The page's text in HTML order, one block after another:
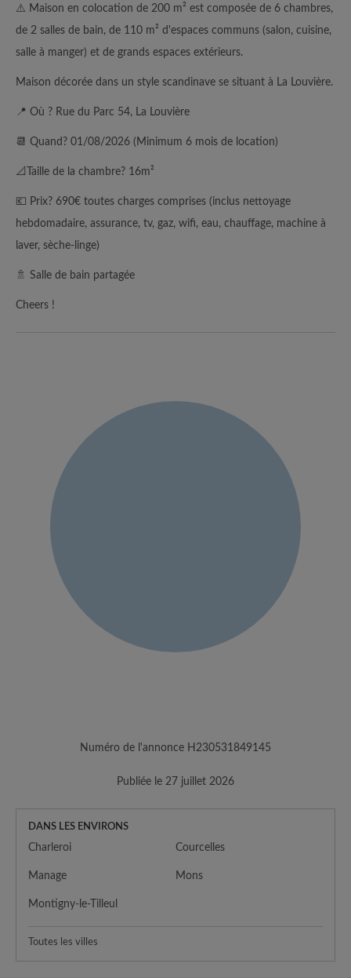
⚠️ Maison en colocation de 200 m² est composée de 6 chambres,
de 2 salles de bain, de 110 m² d'espaces communs (salon, cuisine,
salle à manger) et de grands espaces extérieurs.
Maison décorée dans un style scandinave se situant à La Louvière.
📍 Où ? Rue du Parc 54, La Louvière
📆 Quand? 01/08/2026 (Minimum 6 mois de location)
📐Taille de la chambre? 16m²
💶 Prix? 690€ toutes charges comprises (inclus nettoyage
hebdomadaire, assurance, tv, gaz, wifi, eau, chauffage, machine à
laver, sèche-linge)
🚿 Salle de bain partagée
Cheers !
Numéro de l'annonce H230531849145
Publiée le 27 juillet 2026
DANS LES ENVIRONS
Charleroi Courcelles
Manage Mons
Montigny-le-Tilleul
Toutes les villes